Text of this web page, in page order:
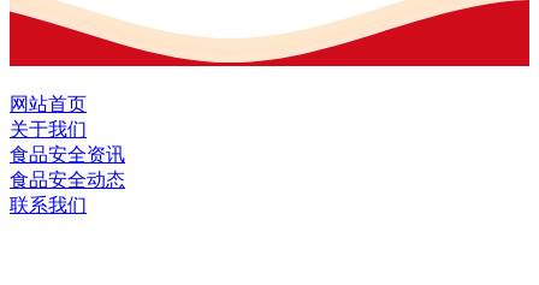
网站首页
关于我们
食品安全资讯
食品安全动态
联系我们